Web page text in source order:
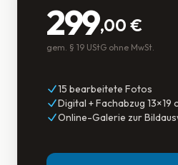
299,00 €
gem. § 19 UStG ohne MwSt.
15 bearbeitete Fotos
Digital + Fachabzug 13×19
Online-Galerie zur